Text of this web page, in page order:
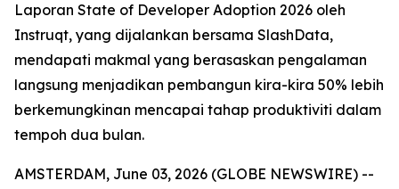
Laporan State of Developer Adoption 2026 oleh
Instruqt, yang dijalankan bersama SlashData,
mendapati makmal yang berasaskan pengalaman
langsung menjadikan pembangun kira-kira 50% lebih
berkemungkinan mencapai tahap produktiviti dalam
tempoh dua bulan.
AMSTERDAM, June 03, 2026 (GLOBE NEWSWIRE) --